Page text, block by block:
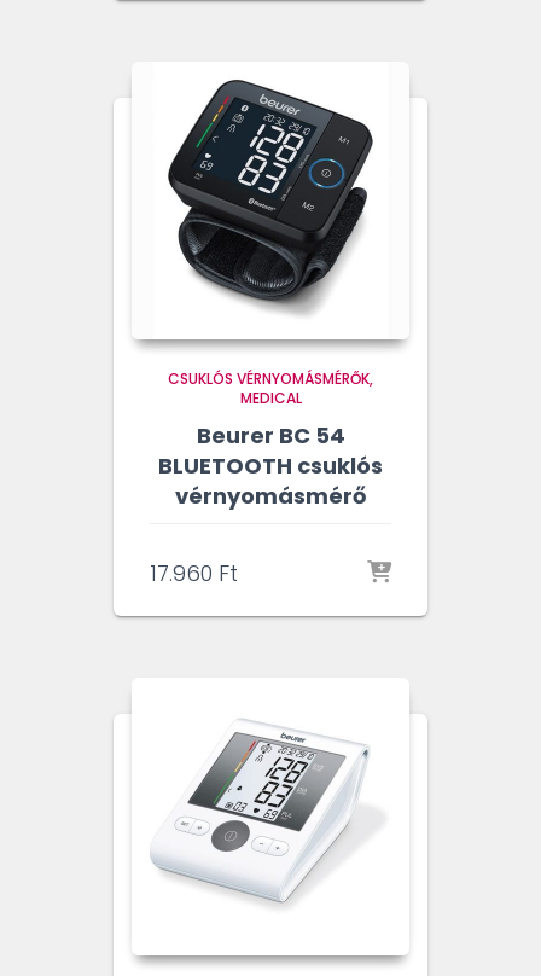
CSUKLÓS VÉRNYOMÁSMÉRŐK
MEDICAL
Beurer BC 54
BLUETOOTH csuklós
vérnyomásmérő
17.960 Ft